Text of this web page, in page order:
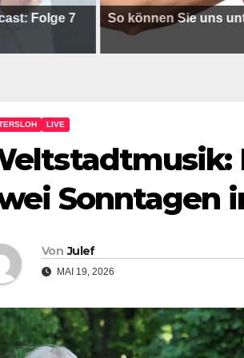
7 So können Sie uns
LIVE
Sonntagen
Von Julef
MAI 19, 2026